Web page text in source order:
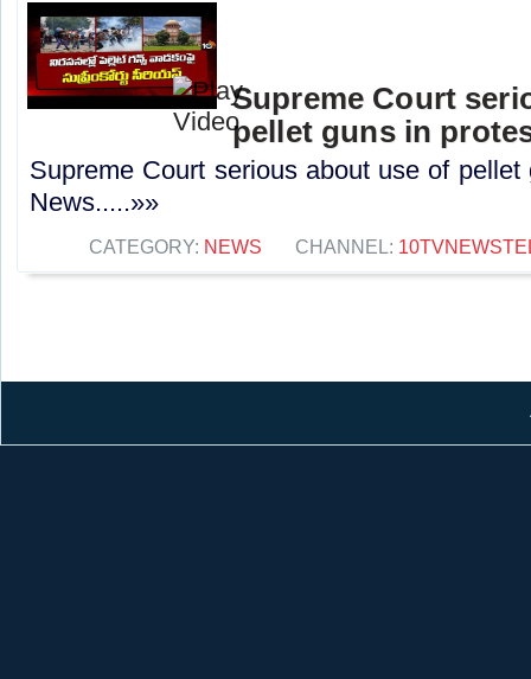
Supreme Court
pellet guns in
Supreme Court serious about use of
News.....»»
CATEGORY: NEWS CHANNEL: